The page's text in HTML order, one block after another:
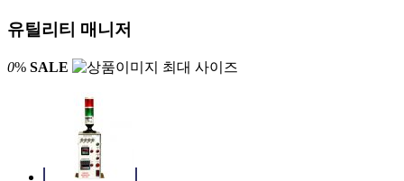
유틸리티 매니저
0% SALE